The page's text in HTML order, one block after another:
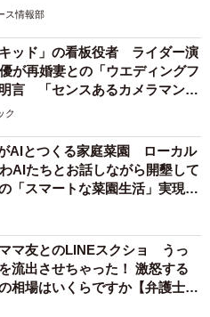
しくなってきたら距離を取
トなのだなと。物理的に距
的にも距離を取ることがで
るのだと感じました。
をお願いします。
』を読んでくださりありが
でしょうか？本当に色々な
想でも正解なのだと思いま
のSNSや、途中まで無料で
ひ覗いてみてください！
ス情報部
ッド」の看板役者 ライダー演
が再婚妻との「ウエディングフ
言 「センスあるカメラマン求
ク
AIとつくる家庭菜園 ローカル
AIたちとお話しながら開墾して
スマートな菜園生活」実現な
マ友とのLINEスクショ うっ
流出させちゃった！ 激怒する
相場はいくらですか【弁護士が